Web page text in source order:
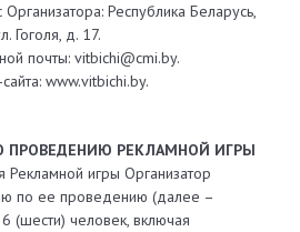
Республика Беларусь,
Гоголя, д. 17.
почты: vitbichi@cmi.by.
www.vitbichi.by.
ПРОВЕДЕНИЮ РЕКЛАМНОЙ ИГРЫ
игры Организатор
по ее проведению (далее –
(шести) человек, включая